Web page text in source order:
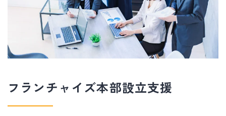
フランチャイズ本部設立支援